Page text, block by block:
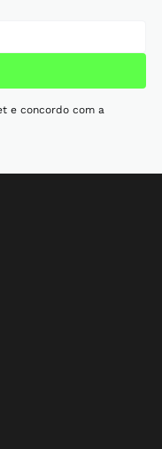
e concordo com a